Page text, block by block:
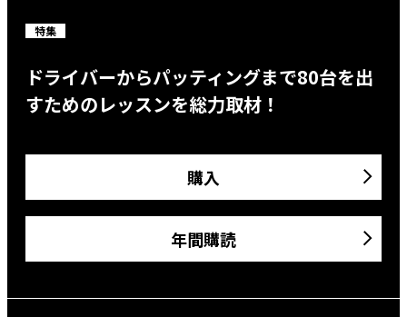
特集
ドライバーからパッティングまで80台を出
すためのレッスンを総力取材！
購入
年間購読